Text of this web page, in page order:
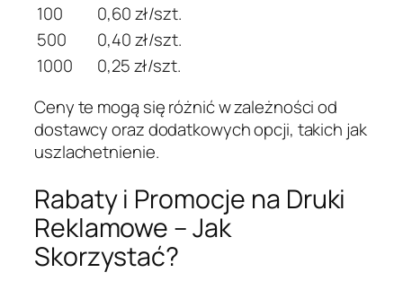
100
0,60 zł/szt.
500
0,40 zł/szt.
1000
0,25 zł/szt.
Ceny te mogą się różnić w zależności od
dostawcy oraz dodatkowych opcji, takich jak
uszlachetnienie.
Rabaty i Promocje na Druki
Reklamowe – Jak
Skorzystać?